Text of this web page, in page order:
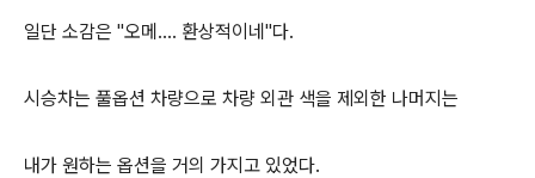
일단 소감은 "오메.... 환상적이네"다.
시승차는 풀옵션 차량으로 차량 외관 색을 제외한 나머지는
내가 원하는 옵션을 거의 가지고 있었다.